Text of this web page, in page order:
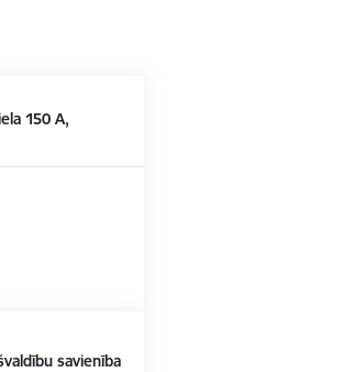
150 A,
savienība